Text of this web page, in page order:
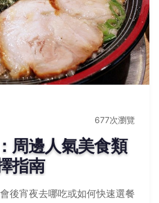
677次瀏覽
周邊人氣美食類
指南
後宵夜去哪吃或如何快速選餐